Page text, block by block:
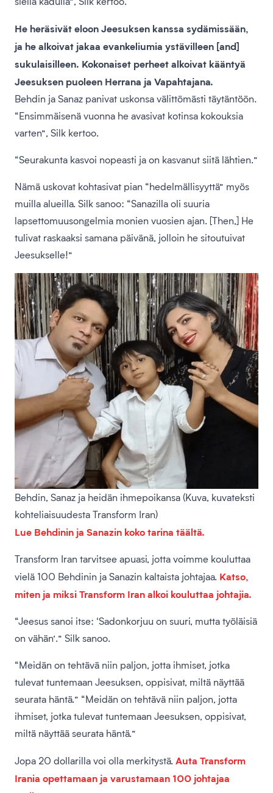
He heräsivät eloon Jeesuksen kanssa sydämissään,
ja he alkoivat jakaa evankeliumia ystävilleen [and]
sukulaisilleen. Kokonaiset perheet alkoivat kääntyä
Jeesuksen puoleen Herrana ja Vapahtajana.
Behdin ja Sanaz panivat uskonsa välittömästi täytäntöön.
“Ensimmäisenä vuonna he avasivat kotinsa kokouksia
varten”, Silk kertoo.
“Seurakunta kasvoi nopeasti ja on kasvanut siitä lähtien.”
Nämä uskovat kohtasivat pian “hedelmällisyyttä” myös
muilla alueilla. Silk sanoo: “Sanazilla oli suuria
lapsettomuusongelmia monien vuosien ajan. [Then,] He
tulivat raskaaksi samana päivänä, jolloin he sitoutuivat
Jeesukselle!”
Behdin, Sanaz ja heidän ihmepoikansa (Kuva, kuvateksti
kohteliaisuudesta Transform Iran)
Lue Behdinin ja Sanazin koko tarina täältä.
Transform Iran tarvitsee apuasi, jotta voimme kouluttaa
vielä 100 Behdinin ja Sanazin kaltaista johtajaa. Katso,
miten ja miksi Transform Iran alkoi kouluttaa johtajia.
“Jeesus sanoi itse: ‘Sadonkorjuu on suuri, mutta työläisiä
on vähän’.” Silk sanoo.
“Meidän on tehtävä niin paljon, jotta ihmiset, jotka
tulevat tuntemaan Jeesuksen, oppisivat, miltä näyttää
seurata häntä.” “Meidän on tehtävä niin paljon, jotta
ihmiset, jotka tulevat tuntemaan Jeesuksen, oppisivat,
miltä näyttää seurata häntä.”
Jopa 20 dollarilla voi olla merkitystä. Auta Transform
Irania opettamaan ja varustamaan 100 johtajaa